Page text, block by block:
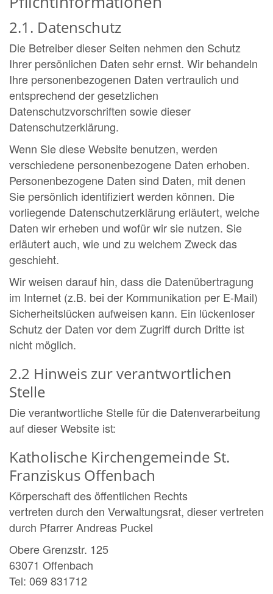
2.1. Datenschutz
Die Betreiber dieser Seiten nehmen den Schutz
Ihrer persönlichen Daten sehr ernst. Wir behandeln
Ihre personenbezogenen Daten vertraulich und
entsprechend der gesetzlichen
Datenschutzvorschriften sowie dieser
Datenschutzerklärung.
Wenn Sie diese Website benutzen, werden
verschiedene personenbezogene Daten erhoben.
Personenbezogene Daten sind Daten, mit denen
Sie persönlich identifiziert werden können. Die
vorliegende Datenschutzerklärung erläutert, welche
Daten wir erheben und wofür wir sie nutzen. Sie
erläutert auch, wie und zu welchem Zweck das
geschieht.
Wir weisen darauf hin, dass die Datenübertragung
im Internet (z.B. bei der Kommunikation per E-Mail)
Sicherheitslücken aufweisen kann. Ein lückenloser
Schutz der Daten vor dem Zugriff durch Dritte ist
nicht möglich.
2.2 Hinweis zur verantwortlichen
Stelle
Die verantwortliche Stelle für die Datenverarbeitung
auf dieser Website ist:
Katholische Kirchengemeinde St.
Franziskus Offenbach
Körperschaft des öffentlichen Rechts
vertreten durch den Verwaltungsrat, dieser vertreten
durch Pfarrer Andreas Puckel
Obere Grenzstr. 125
63071 Offenbach
Tel: 069 831712